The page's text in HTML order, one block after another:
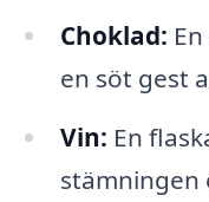
Choklad:
en söt gest
Vin: En
stämningen